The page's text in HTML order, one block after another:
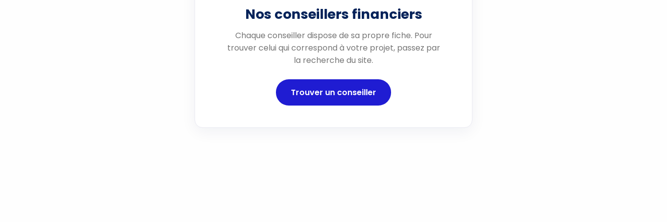
Nos conseillers financiers
Chaque conseiller dispose de sa propre fiche. Pour
trouver celui qui correspond à votre projet, passez par
la recherche du site.
Trouver un conseiller